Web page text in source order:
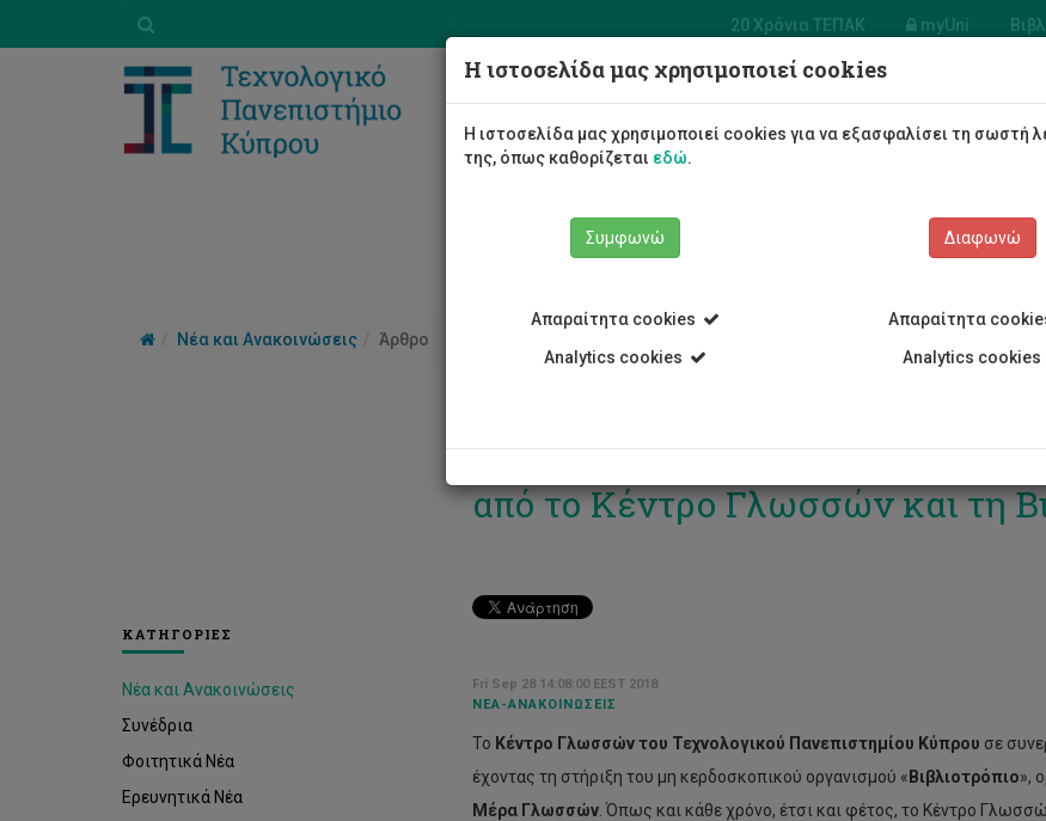
20 Χρόνια ΤΕΠΑΚ myUni
Φοιτητές/τριες Σπουδές
Νέα και Ανακοινώσεις Άρθρο
ΚΑΤΗΓΟΡΙΕΣ
Νέα και Ανακοινώσεις
Συνέδρια
Φοιτητικά Νέα
Ερευνητικά Νέα
Εκδήλωση για εορτασμό της
από το Κέντρο Γλωσσών και τη
Fri Sep 28 14:08:00 EEST 2018
ΝΈΑ-ΑΝΑΚΟΙΝΏΣΕΙΣ
Το Κέντρο Γλωσσών του Τεχνολογικού Πανεπιστημίου Κύπρου σε
έχοντας τη στήριξη του μη κερδοσκοπικού οργανισμού « Βιβλιοτρόπιο»,
Μέρα Γλωσσών. Όπως και κάθε χρόνο, έτσι και φέτος, το Κέντρο
Η ιστοσελίδα μας χρησιμοποιεί cookies
Η ιστοσελίδα μας χρησιμοποιεί cookies για να εξασφαλίσει τη σωστή
της, όπως καθορίζεται εδώ.
Συμφωνώ
Απαραίτητα cookies
Analytics cookies
Διαφωνώ
Απαραίτητα
Analytics cookies